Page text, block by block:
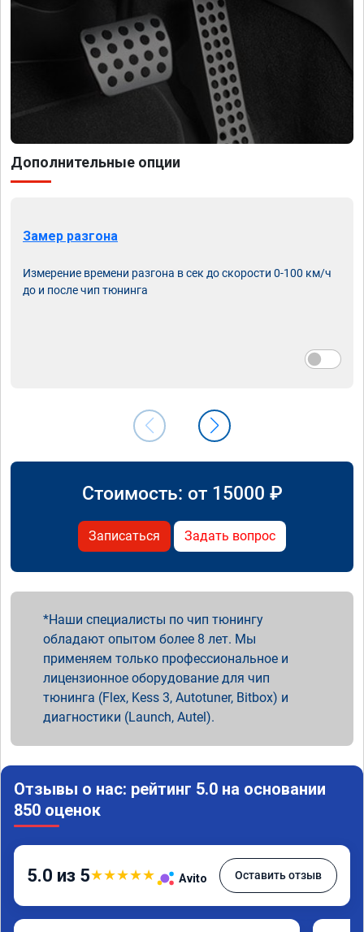
Дополнительные опции
Замер разгона
Измерение времени разгона в сек до скорости 0-100 км/ч
до и после чип тюнинга
Стоимость: от 15000 ₽
Записаться Задать вопрос
Наши специалисты по чип тюнингу
обладают опытом более 8 лет. Мы
применяем только профессиональное и
лицензионное оборудование для чип
тюнинга (Flex, Kess 3, Autotuner, Bitbox) и
диагностики (Launch, Autel).
Отзывы о нас: рейтинг 5.0 на основании
850 оценок
5.0 из 5★★★★★ Avito Оставить отзыв